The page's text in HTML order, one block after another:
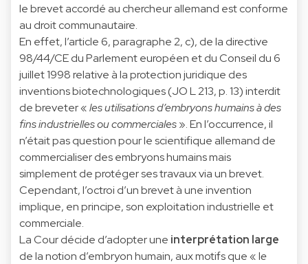
le brevet accordé au chercheur allemand est conforme
au droit communautaire.
En effet, l’article 6, paragraphe 2, c), de la directive
98/44/CE du Parlement européen et du Conseil du 6
juillet 1998 relative à la protection juridique des
inventions biotechnologiques (JO L 213, p. 13) interdit
de breveter «les utilisations d’embryons humains à des
fins industrielles ou commerciales». En l’occurrence, il
n’était pas question pour le scientifique allemand de
commercialiser des embryons humains mais
simplement de protéger ses travaux via un brevet.
Cependant, l’octroi d’un brevet à une invention
implique, en principe, son exploitation industrielle et
commerciale.
La Cour décide d’adopter une interprétation large
de la notion d’embryon humain, aux motifs que « le